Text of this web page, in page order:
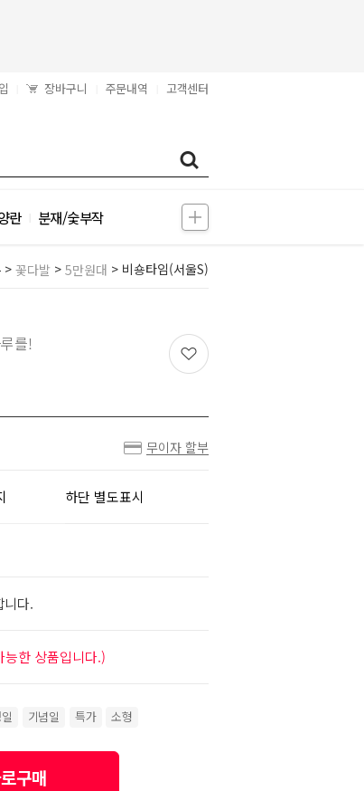
장바구니 주문내역 고객센터
란 분재/숯부작
> 꽃다발 > 5만원대 > 비숑타임(서울S)
를!
무이자 할부
하단 별도표시
니다.
한 상품입니다.)
기념일 특가 소형
구매